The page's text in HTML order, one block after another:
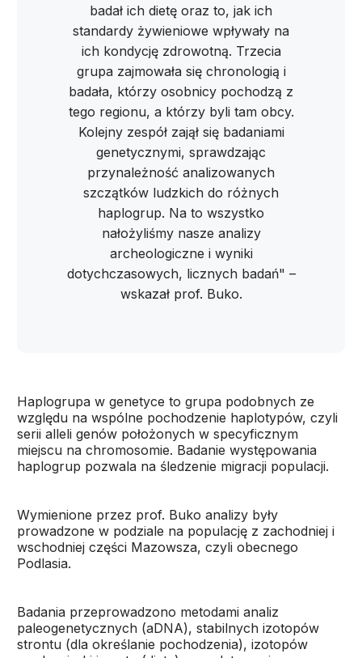
badał ich dietę oraz to, jak ich
standardy żywieniowe wpływały na
ich kondycję zdrowotną. Trzecia
grupa zajmowała się chronologią i
badała, którzy osobnicy pochodzą z
tego regionu, a którzy byli tam obcy.
Kolejny zespół zajął się badaniami
genetycznymi, sprawdzając
przynależność analizowanych
szczątków ludzkich do różnych
haplogrup. Na to wszystko
nałożyliśmy nasze analizy
archeologiczne i wyniki
dotychczasowych, licznych badań" –
wskazał prof. Buko.
Haplogrupa w genetyce to grupa podobnych ze
względu na wspólne pochodzenie haplotypów, czyli
serii alleli genów położonych w specyficznym
miejscu na chromosomie. Badanie występowania
haplogrup pozwala na śledzenie migracji populacji.
Wymienione przez prof. Buko analizy były
prowadzone w podziale na populację z zachodniej i
wschodniej części Mazowsza, czyli obecnego
Podlasia.
Badania przeprowadzono metodami analiz
paleogenetycznych (aDNA), stabilnych izotopów
strontu (dla określanie pochodzenia), izotopów